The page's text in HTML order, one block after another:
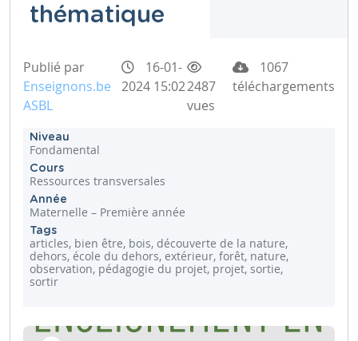
thématique
Publié par
Enseignons.be
ASBL
16-01-
2024 15:022487
vues
1067
téléchargements
Niveau
Fondamental
Cours
Ressources transversales
Année
Maternelle – Première année
Tags
articles, bien être, bois, découverte de la nature,
dehors, école du dehors, extérieur, forêt, nature,
observation, pédagogie du projet, projet, sortie,
sortir